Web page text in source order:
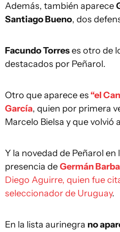
Además, también aparece
Santiago Bueno, dos
Facundo Torreses otro de
destacados por Peñarol.
Otro que aparece es “el
García, quien por primera
Marcelo Bielsa y que volvió
Y la novedad de Peñarol
presencia deGermán
Diego Aguirre, quien fue
seleccionador de Uruguay.
En la lista aurinegra no